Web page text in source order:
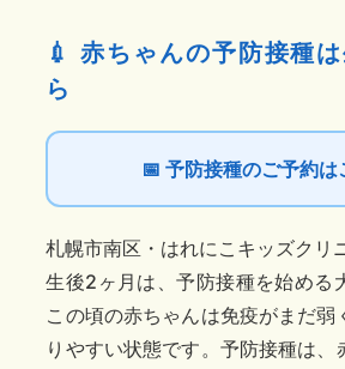
💉 赤ちゃんの予防接種
ら
📅 予防接種のご予約は
札幌市南区・はれにこキッズクリ
生後2ヶ月は、予防接種を始める
この頃の赤ちゃんは免疫がまだ弱
りやすい状態です。予防接種は、